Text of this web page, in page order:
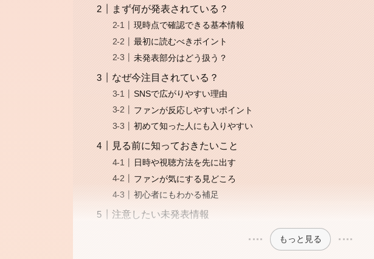
まず何が発表されている？
現時点で確認できる基本情報
最初に読むべきポイント
未発表部分はどう扱う？
なぜ今注目されている？
SNSで広がりやすい理由
ファンが反応しやすいポイント
初めて知った人にも入りやすい
見る前に知っておきたいこと
日時や視聴方法を先に出す
ファンが気にする見どころ
初心者にもわかる補足
注意したい未発表情報
もっと見る